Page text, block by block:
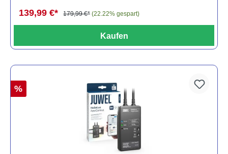
139,99 €* 179,99 €* (22.22% gespart)
Kaufen
%